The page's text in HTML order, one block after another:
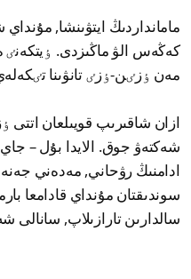
مامانداردىڭ ايتۋىنشا,
كەڭەس الۋ ماڭىزدى.
مەن ٶزٸن-ٶزٸ تانۋىنا
ازان شاقىرىپ قويىلعان اتتى
شەكتەۋ جوق. الايدا بۇل –
ادامنىڭ رۋحاني, مەدەني
سوندىقتان مۇنداي قادامعا
سالدارىن تارازىلاپ, سانالى